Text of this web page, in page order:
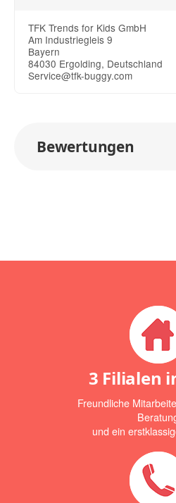
TFK Trends for Kids GmbH
Am Industriegleis 9
Bayern
84030 Ergolding, Deutschland
Service@tfk-buggy.com
Bewertungen
3 Filialen
Freundliche
und ein